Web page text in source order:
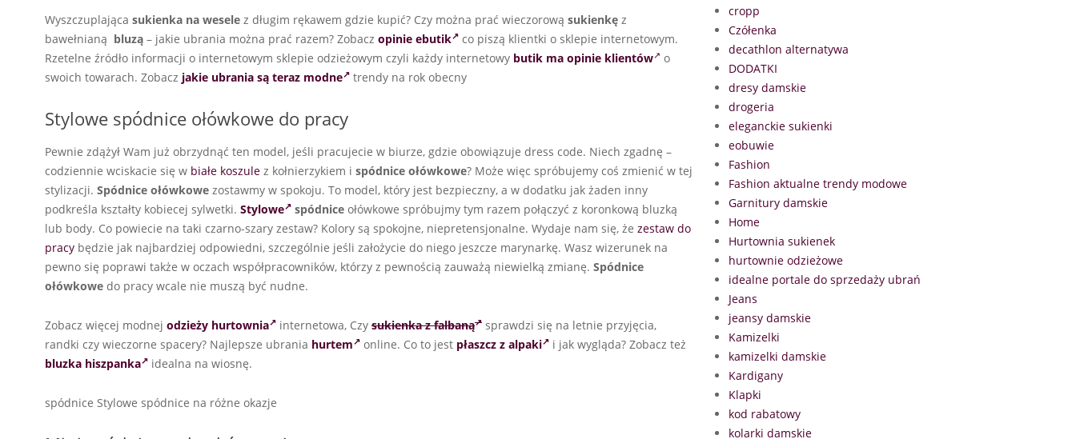
Wyszczuplająca sukienka na wesele z długim rękawem gdzie kupić? Czy można prać wieczorową sukienkę z
bawełnianą bluzą – jakie ubrania można prać razem? Zobacz opinie ebutik
co piszą klientki o sklepie internetowym.
Rzetelne źródło informacji o internetowym sklepie odzieżowym czyli każdy internetowy butik ma opinie klientów
o
swoich towarach. Zobacz jakie ubrania są teraz modne trendy na rok obecny
Stylowe spódnice ołówkowe do pracy
Pewnie zdążył Wam już obrzydnąć ten model, jeśli pracujecie w biurze, gdzie obowiązuje dress code. Niech zgadnę –
codziennie wciskacie się w białe koszule z kołnierzykiem i spódnice ołówkowe? Może więc spróbujemy coś zmienić w tej
stylizacji. Spódnice ołówkowe zostawmy w spokoju. To model, który jest bezpieczny, a w dodatku jak żaden inny
podkreśla kształty kobiecej sylwetki. Stylowe spódnice ołówkowe spróbujmy tym razem połączyć z koronkową bluzką
lub body. Co powiecie na taki czarno-szary zestaw? Kolory są spokojne, niepretensjonalne. Wydaje nam się, że zestaw do
pracy będzie jak najbardziej odpowiedni, szczególnie jeśli założycie do niego jeszcze marynarkę. Wasz wizerunek na
pewno się poprawi także w oczach współpracowników, którzy z pewnością zauważą niewielką zmianę. Spódnice
ołówkowe do pracy wcale nie muszą być nudne.
Zobacz więcej modnej odzieży hurtownia internetowa, Czy sukienka z falbaną
sprawdzi się na letnie przyjęcia,
randki czy wieczorne spacery? Najlepsze ubrania hurtem online. Co to jest płaszcz z alpaki
i jak wygląda? Zobacz też
bluzka hiszpanka
idealna na wiosnę.
spódnice Stylowe spódnice na różne okazje
cropp
Czółenka
decathlon alternatywa
DODATKI
dresy damskie
drogeria
eleganckie sukienki
eobuwie
Fashion
Fashion aktualne trendy modowe
Garnitury damskie
Home
Hurtownia sukienek
hurtownie odzieżowe
idealne portale do sprzedaży ubrań
Jeans
jeansy damskie
Kamizelki
kamizelki damskie
Kardigany
Klapki
kod rabatowy
kolarki damskie